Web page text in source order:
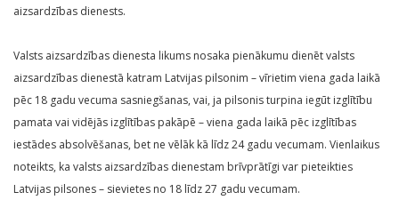
aizsardzības dienests.
Valsts aizsardzības dienesta likums nosaka pienākumu dienēt valsts
aizsardzības dienestā katram Latvijas pilsonim – vīrietim viena gada laikā
pēc 18 gadu vecuma sasniegšanas, vai, ja pilsonis turpina iegūt izglītību
pamata vai vidējās izglītības pakāpē – viena gada laikā pēc izglītības
iestādes absolvēšanas, bet ne vēlāk kā līdz 24 gadu vecumam. Vienlaikus
noteikts, ka valsts aizsardzības dienestam brīvprātīgi var pieteikties
Latvijas pilsones – sievietes no 18 līdz 27 gadu vecumam.